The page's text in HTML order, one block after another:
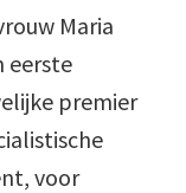
Maria
eerste
premier
voor